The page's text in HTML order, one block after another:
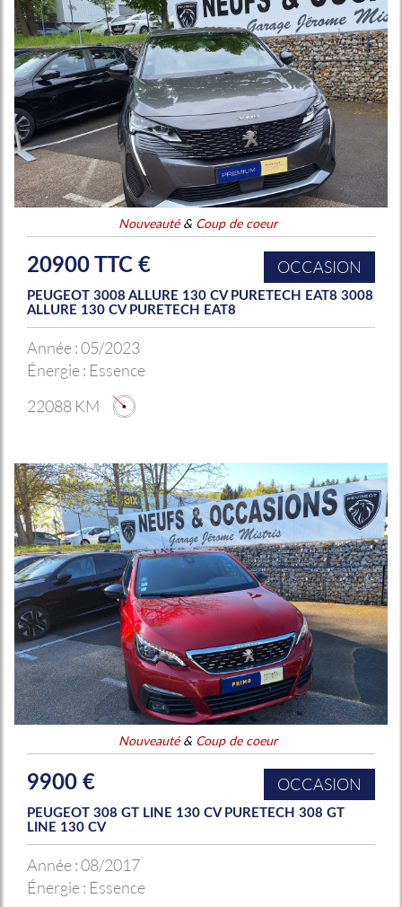
Nouveauté& Coup de coeur
20900 TTC € OCCASION
PEUGEOT 3008 ALLURE 130 CV PURETECH EAT8 3008
ALLURE 130 CV PURETECH EAT8
Année :05/2023
Énergie : Essence
22088 KM
Nouveauté& Coup de coeur
9900 € OCCASION
PEUGEOT 308 GT LINE 130 CV PURETECH 308 GT
LINE 130 CV
Année :08/2017
Énergie : Essence